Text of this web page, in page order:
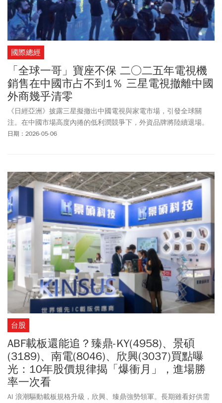
國際總經
「全球一哥」寶座不保 二○二五年電視機
銷售在中國市占不到1％ 三星電視撤離中國
外商幾乎清零
《日經亞洲》披露三星擬撤出中國電視與家電市場，引發全球關
注。在中國市場高度內捲的低利潤競爭下，外資品牌將陸續退場。
日期：2026-05-06
台股
ABF載板還能追？臻鼎-KY(4958)、景碩
(3189)、南電(8046)、欣興(3037)買點曝
光：10年股價規律揭「爆衝月」，進場勝
率一次看
AI 浪潮驅動載板規格升級，欣興、臻鼎強勢領軍。長期雖看好供需